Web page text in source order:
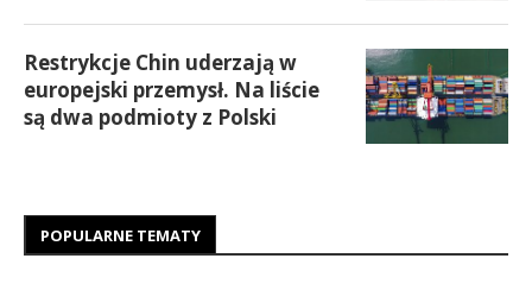
Restrykcje Chin uderzają w
europejski przemysł. Na liście
są dwa podmioty z Polski
POPULARNE TEMATY